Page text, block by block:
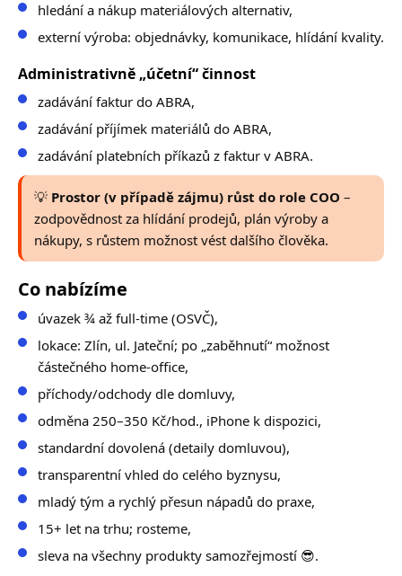
hledání a nákup materiálových alternativ,
externí výroba: objednávky, komunikace, hlídání kvality.
Administrativně „účetní“ činnost
zadávání faktur do ABRA,
zadávání příjímek materiálů do ABRA,
zadávání platebních příkazů z faktur v ABRA.
💡 Prostor (v případě zájmu) růst do role COO –
zodpovědnost za hlídání prodejů, plán výroby a
nákupy, s růstem možnost vést dalšího člověka.
Co nabízíme
úvazek ¾ až full-time (OSVČ),
lokace: Zlín, ul. Jateční; po „zaběhnutí“ možnost
částečného home-office,
příchody/odchody dle domluvy,
odměna 250–350 Kč/hod., iPhone k dispozici,
standardní dovolená (detaily domluvou),
transparentní vhled do celého byznysu,
mladý tým a rychlý přesun nápadů do praxe,
15+ let na trhu; rosteme,
sleva na všechny produkty samozřejmostí 😎.